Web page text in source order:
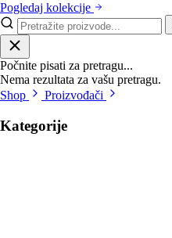
Pogledaj kolekcije
Počnite pisati za pretragu...
Nema rezultata za vašu pretragu.
Shop
Proizvođači
Kategorije